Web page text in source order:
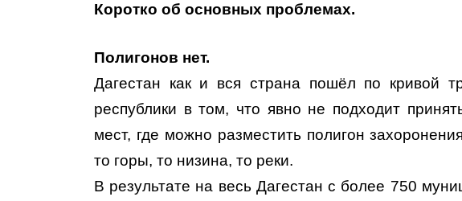
Коротко об основных проблемах.
Полигонов нет.
Дагестан как и вся страна пошёл по кривой
республики в том, что явно не подходит
мест, где можно разместить полигон
то горы, то низина, то реки.
В результате на весь Дагестан с более 750